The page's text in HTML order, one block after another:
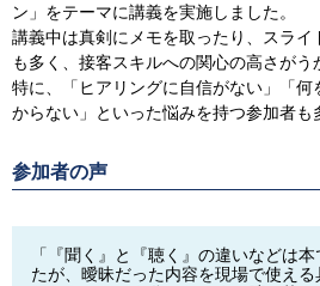
ン」をテーマに講義を実施しました。
講義中は真剣にメモを取ったり、スラ
も多く、接客スキルへの関心の高さがう
特に、「ヒアリングに自信がない」「
からない」といった悩みを持つ参加者も
参加者の声
「『聞く』と『聴く』の違いなどは
たが、 曖昧だった内容を現場で使え